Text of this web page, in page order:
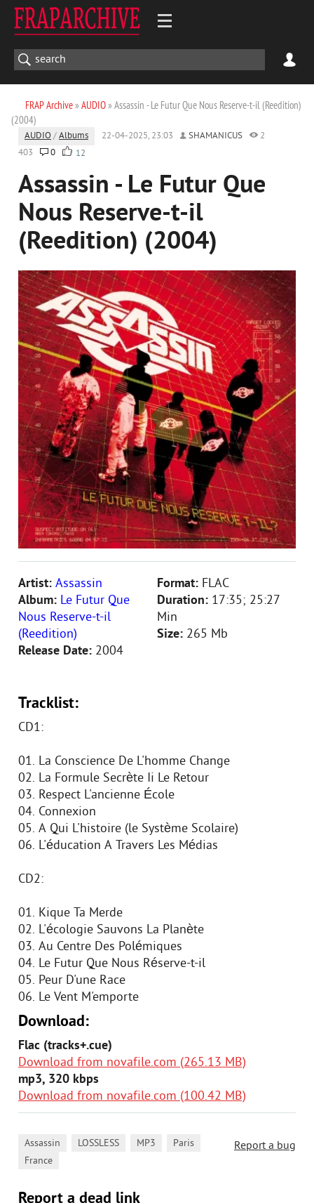
FRAP Archive» AUDIO» Assassin - Le Futur Que Nous Reserve-t-il (Reedition)
(2004)
AUDIO /Albums 22-04-2025, 23:03 SHAMANICUS
2
403
0 12
Assassin - Le Futur Que
Nous Reserve-t-il
(Reedition) (2004)
Artist: Assassin
Album: Le Futur Que
Nous Reserve-t-il
(Reedition)
Release Date: 2004
Format: FLAC
Duration: 17:35; 25:27
Min
Size: 265 Mb
Tracklist:
CD1:
01. La Conscience De L'homme Change
02. La Formule Secrète Ii Le Retour
03. Respect L'ancienne École
04. Connexion
05. A Qui L'histoire (le Système Scolaire)
06. L'éducation A Travers Les Médias
CD2:
01. Kique Ta Merde
02. L'écologie Sauvons La Planète
03. Au Centre Des Polémiques
04. Le Futur Que Nous Réserve-t-il
05. Peur D'une Race
06. Le Vent M'emporte
Download:
Flac (tracks+.cue)
Download from novafile.com (265.13 MB)
mp3, 320 kbps
Download from novafile.com (100.42 MB)
Report a bug
Assassin LOSSLESS MP3 Paris
France
Report a dead link